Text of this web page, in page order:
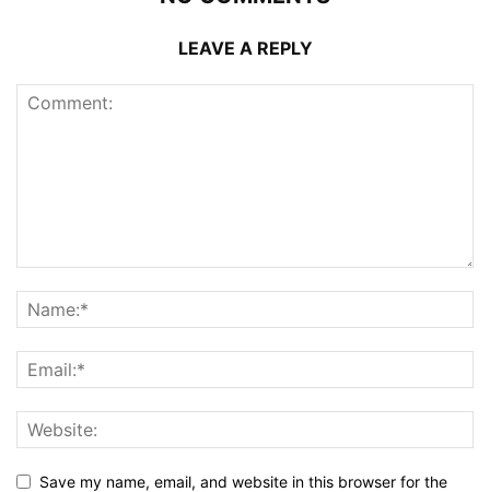
LEAVE A REPLY
Save my name, email, and website in this browser for the